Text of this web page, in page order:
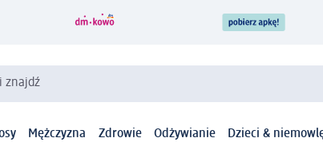
znajdź
Mężczyzna Zdrowie Odżywianie Dzieci &